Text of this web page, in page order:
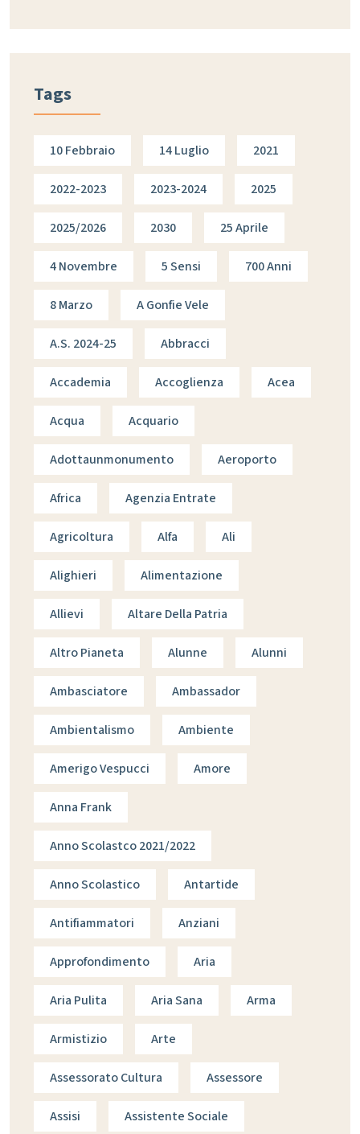
Tags
10 Febbraio 14 Luglio 2021
2022-2023 2023-2024 2025
2025/2026 2030 25 Aprile
4 Novembre 5 Sensi 700 Anni
8 Marzo A Gonfie Vele
A.s. 2024-25 Abbracci
Accademia Accoglienza Acea
Acqua Acquario
Adottaunmonumento Aeroporto
Africa Agenzia Entrate
Agricoltura Alfa Ali
Alighieri Alimentazione
Allievi Altare Della Patria
Altro Pianeta Alunne Alunni
Ambasciatore Ambassador
Ambientalismo Ambiente
Amerigo Vespucci Amore
Anna Frank
Anno Scolastco 2021/2022
Anno Scolastico Antartide
Antifiammatori Anziani
Approfondimento Aria
Aria Pulita Aria Sana Arma
Armistizio Arte
Assessorato Cultura Assessore
Assisi Assistente Sociale